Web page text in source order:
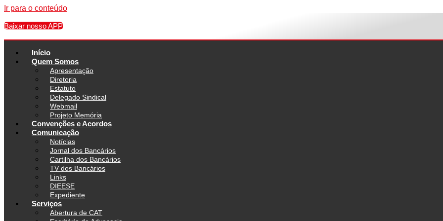
Ir para o conteúdo
Baixar nosso APP
Início
Quem Somos
Apresentação
Diretoria
Estatuto
Delegado Sindical
Webmail
Projeto Memória
Convenções e Acordos
Comunicação
Notícias
Jornal dos Bancários
Cartilha dos Bancários
TV dos Bancários
Links
DIEESE
Expediente
Serviços
Abertura de CAT